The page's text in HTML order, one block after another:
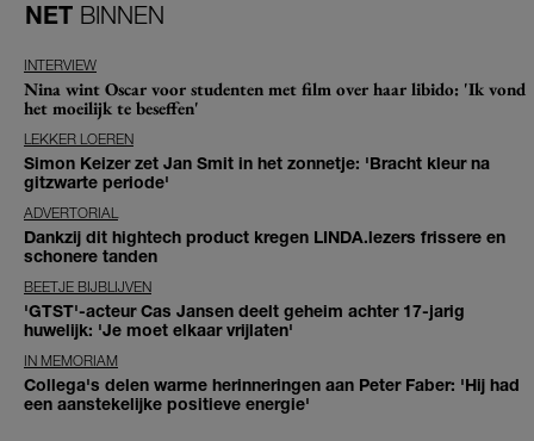
NET BINNEN
INTERVIEW
Nina wint Oscar voor studenten met film over haar libido: 'Ik vond
het moeilijk te beseffen'
LEKKER LOEREN
Simon Keizer zet Jan Smit in het zonnetje: 'Bracht kleur na
gitzwarte periode'
ADVERTORIAL
Dankzij dit hightech product kregen LINDA.lezers frissere en
schonere tanden
BEETJE BIJBLIJVEN
'GTST'-acteur Cas Jansen deelt geheim achter 17-jarig
huwelijk: 'Je moet elkaar vrijlaten'
IN MEMORIAM
Collega's delen warme herinneringen aan Peter Faber: 'Hij had
een aanstekelijke positieve energie'